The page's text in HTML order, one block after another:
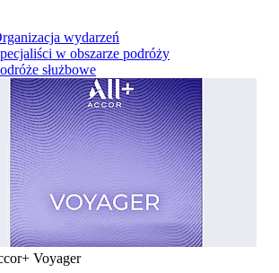
wydarzeń
w obszarze podróży
służbowe
Voyager